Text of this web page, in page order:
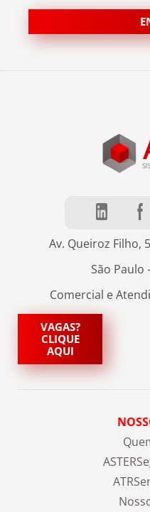
Av. Queiroz Filho,
São Paulo
Comercial e
VAGAS?
CLIQUE
AQUI